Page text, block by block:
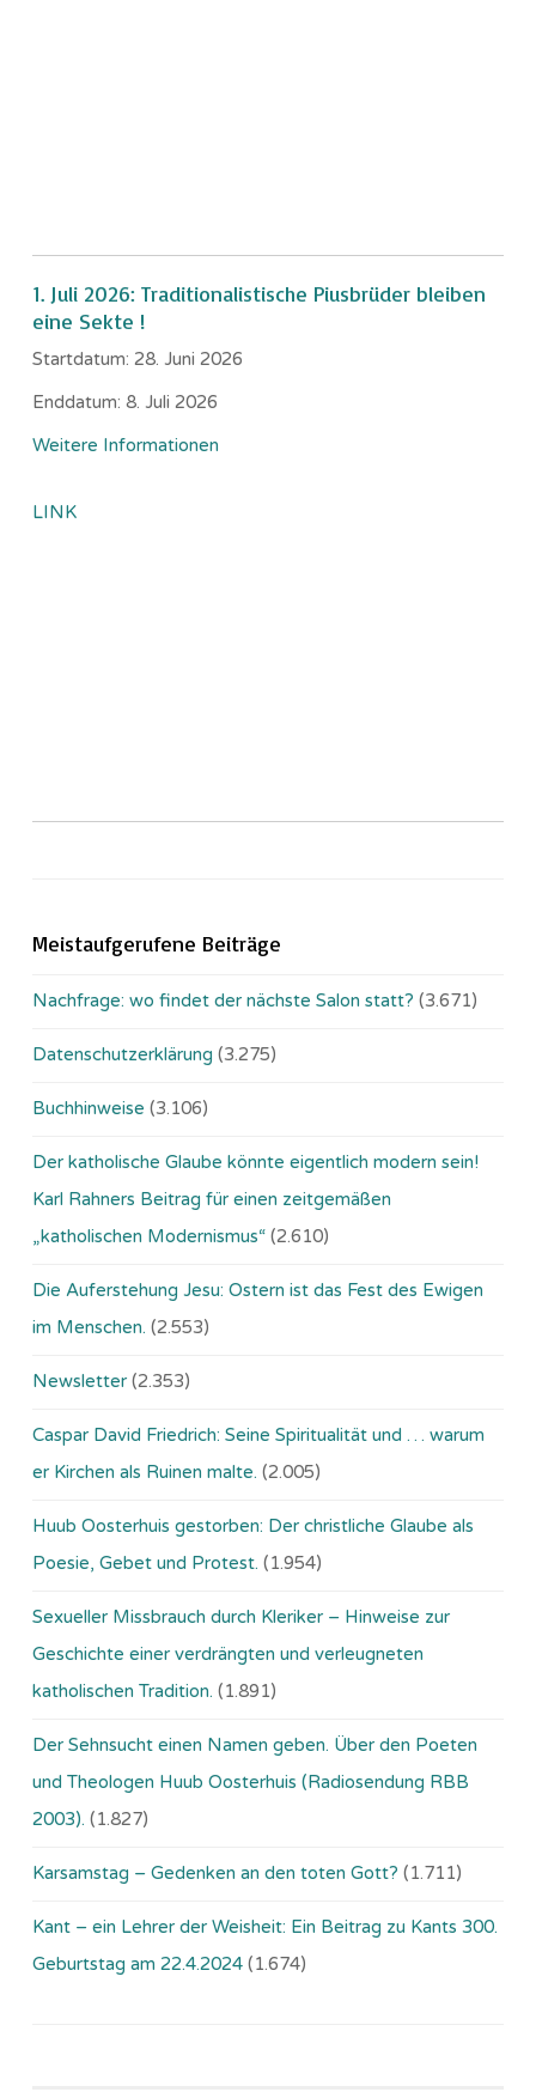
1. Juli 2026: Traditionalistische Piusbrüder bleiben
eine Sekte !
Startdatum: 28. Juni 2026
Enddatum: 8. Juli 2026
Weitere Informationen
LINK
Meistaufgerufene Beiträge
Nachfrage: wo findet der nächste Salon statt? (3.671)
Datenschutzerklärung (3.275)
Buchhinweise (3.106)
Der katholische Glaube könnte eigentlich modern sein!
Karl Rahners Beitrag für einen zeitgemäßen
„katholischen Modernismus“ (2.610)
Die Auferstehung Jesu: Ostern ist das Fest des Ewigen
im Menschen. (2.553)
Newsletter (2.353)
Caspar David Friedrich: Seine Spiritualität und … warum
er Kirchen als Ruinen malte. (2.005)
Huub Oosterhuis gestorben: Der christliche Glaube als
Poesie, Gebet und Protest. (1.954)
Sexueller Missbrauch durch Kleriker – Hinweise zur
Geschichte einer verdrängten und verleugneten
katholischen Tradition. (1.891)
Der Sehnsucht einen Namen geben. Über den Poeten
und Theologen Huub Oosterhuis (Ra­dio­sen­dung RBB
2003). (1.827)
Karsamstag – Gedenken an den toten Gott? (1.711)
Kant – ein Lehrer der Weisheit: Ein Beitrag zu Kants 300.
Geburtstag am 22.4.2024 (1.674)